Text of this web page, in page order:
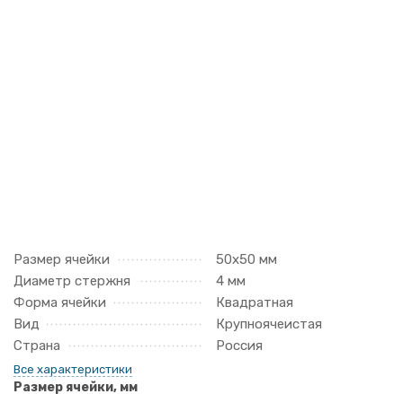
Размер ячейки
50х50 мм
Диаметр стержня
4 мм
Форма ячейки
Квадратная
Вид
Крупноячеистая
Страна
Россия
Все характеристики
Размер ячейки, мм